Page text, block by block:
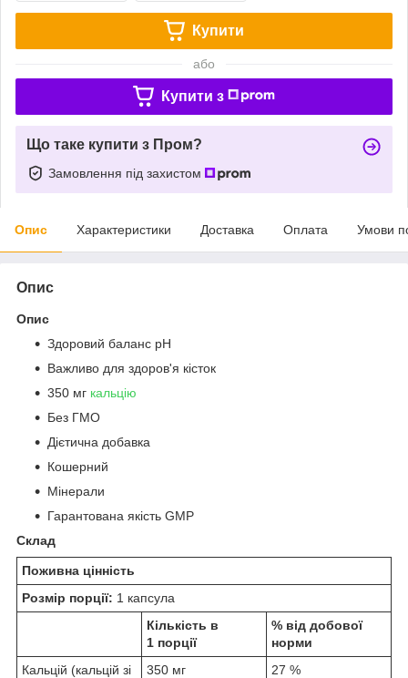
Купити
або
Купити з
Що таке купити з Пром?
Замовлення під захистом
Опис Характеристики Доставка Оплата Умови
Опис
Опис
Здоровий баланс pH
Важливо для здоров'я кісток
350 мг кальцію
Без ГМО
Дієтична добавка
Кошерний
Мінерали
Гарантована якість GMP
Склад
Поживна цінність
Розмір порції: 1 капсула
Кількість в
1 порції
% від добової
норми
Кальцій (кальцій зі
350 мг 27 %